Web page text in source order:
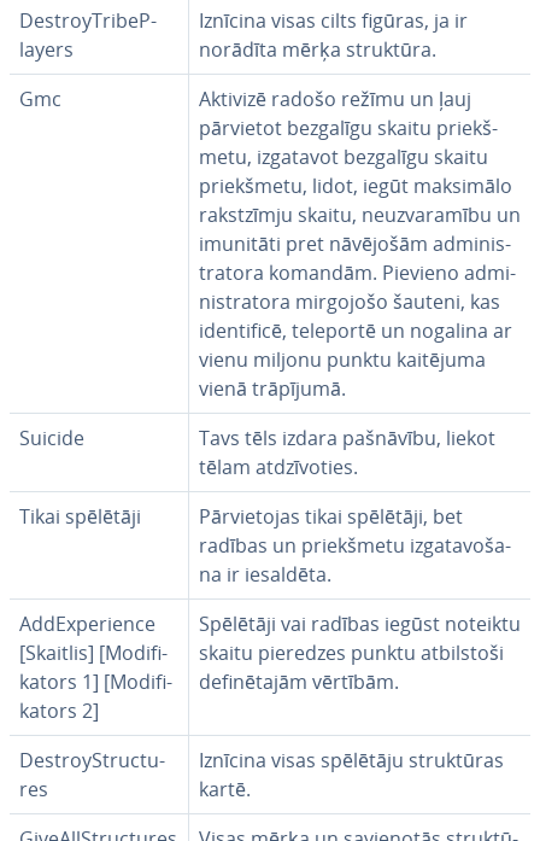
Des­troyTri­beP­
layers
Iznīcina visas cilts figūras, ja ir
norādīta mērķa struktūra.
Gmc
Aktivizē radošo režīmu un ļauj
pārvietot bezgalīgu skaitu priekš­
me­tu, izgatavot bezgalīgu skaitu
priekš­me­tu, lidot, iegūt maksimālo
rakstzīm­ju skaitu, ne­uz­va­ra­mī­bu un
imunitāti pret nāvējošām ad­mi­nis­
tra­to­ra komandām. Pievieno ad­mi­
nis­tra­to­ra mirgojošo šauteni, kas
iden­ti­fi­cē, teleportē un nogalina ar
vienu miljonu punktu kaitējuma
vienā trāpījumā.
Suicide
Tavs tēls izdara pašnāvību, liekot
tēlam at­dzī­vo­ties.
Tikai spēlētāji
Pār­vie­to­jas tikai spēlētāji, bet
radības un priekš­me­tu iz­ga­ta­vo­ša­
na ir iesaldēta.
AddExpe­rien­ce
[Skaitlis] [Mo­di­fi­
ka­tors 1] [Mo­di­fi­
ka­tors 2]
Spēlētāji vai radības iegūst noteiktu
skaitu pieredzes punktu at­bil­sto­ši
de­fi­nē­ta­jām vērtībām.
Des­troyStructu­
res
Iznīcina visas spēlētāju struk­tū­ras
kartē.